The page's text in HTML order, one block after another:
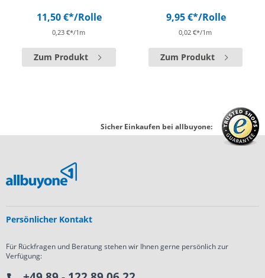
11,50 €*/Rolle
0,23 €*/1m
Zum Produkt
9,95 €*/Rolle
0,02 €*/1m
Zum Produkt
Sicher Einkaufen bei allbuyone:
Persönlicher Kontakt
Für Rückfragen und Beratung stehen wir Ihnen gerne persönlich zur
Verfügung: